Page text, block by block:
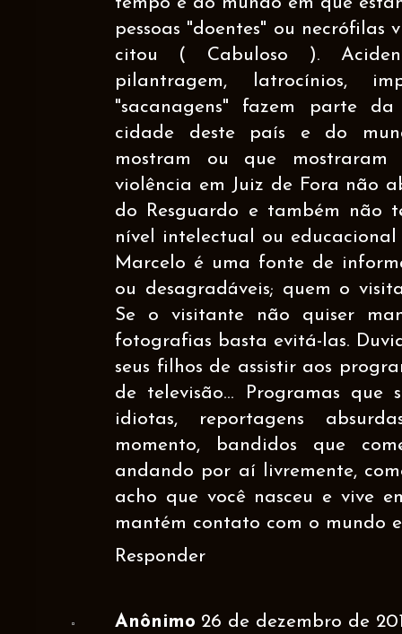
pessoas "doentes" ou necrófilas
citou ( Cabuloso ).
pilantragem, latrocínios,
"sacanagens" fazem parte
cidade deste país e do
mostram ou que mostraram
violência em Juiz de Fora não
do Resguardo e também não
nível intelectual ou
Marcelo é uma fonte de
ou desagradáveis; quem o
Se o visitante não quiser
fotografias basta evitá-las.
seus filhos de assistir aos
de televisão... Programas que
idiotas, reportagens
momento, bandidos que
andando por aí livremente,
acho que você nasceu e vive
mantém contato com o mundo
Responder
Anônimo 26 de dezembro de